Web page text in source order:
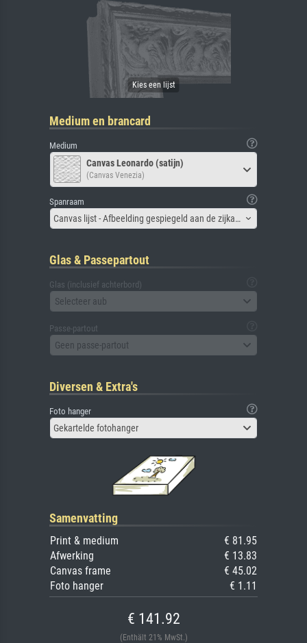
Medium en brancard
Medium
Canvas Leonardo (satijn)
(Canvas Venezia)
Spanraam
Canvas lijst - Afbeelding gespiegeld aan de zijkant
Glas & Passepartout
Glas (inclusief achterbord)
Selecteer aub
Passe-partout
Geen passe-partout
Diversen & Extra's
Foto hanger
Gekartelde fotohanger
Samenvatting
Print & medium
€ 81.95
Afwerking
€ 13.83
Canvas frame
€ 45.02
Foto hanger
€ 1.11
€ 141.92
(Enthält 21% MwSt.)